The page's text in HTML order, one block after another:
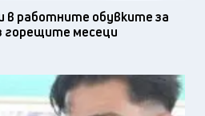
в работните обувките за
горещите месеци